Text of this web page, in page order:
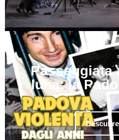
Passeggiata
luna: la